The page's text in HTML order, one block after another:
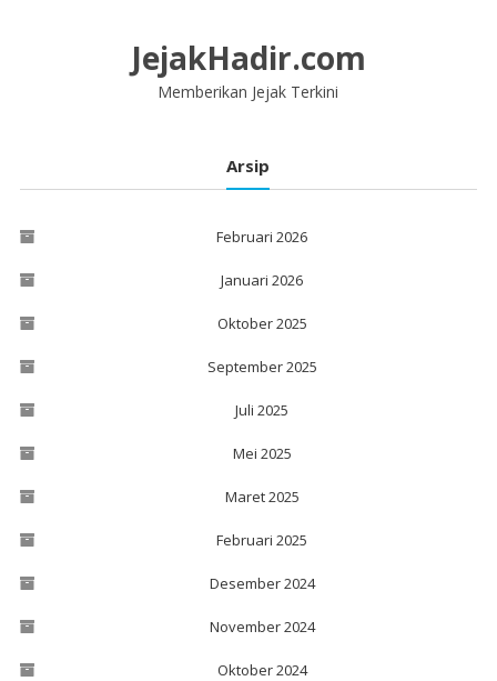
JejakHadir.com
Memberikan Jejak Terkini
Arsip
Februari 2026
Januari 2026
Oktober 2025
September 2025
Juli 2025
Mei 2025
Maret 2025
Februari 2025
Desember 2024
November 2024
Oktober 2024